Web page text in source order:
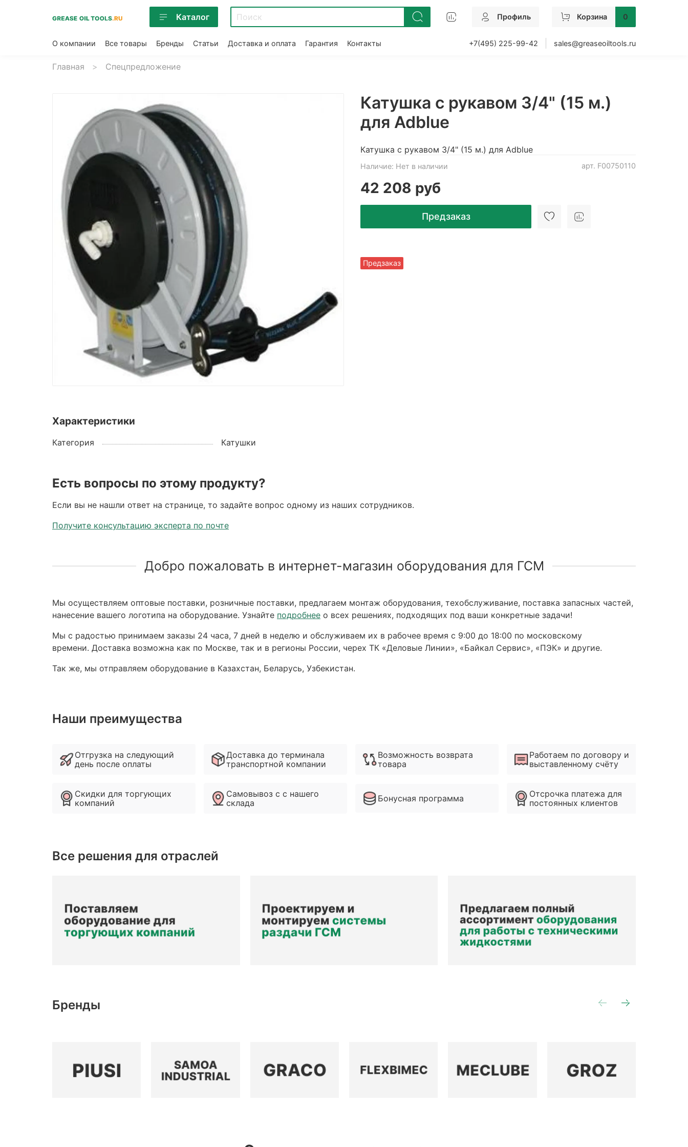
Каталог Профиль Корзина 0
О компании Все товары Бренды Статьи Доставка и оплата Гарантия Контакты +7(495) 225-99-42 sales@greaseoiltools.ru
Главная Спецпредложение
арт. F00750110
Наличие: Нет в наличии
Предзаказ
Катушка с рукавом 3/4" (15 м.)
для Adblue
42 208 руб
Предзаказ
Катушка с рукавом 3/4" (15 м.) для Adblue
Характеристики
Категория Катушки
Есть вопросы по этому продукту?
Если вы не нашли ответ на странице, то задайте вопрос одному из наших сотрудников.
Получите консультацию эксперта по почте
Добро пожаловать в интернет-магазин оборудования для ГСМ
Мы осуществляем оптовые поставки, розничные поставки, предлагаем монтаж оборудования, техобслуживание, поставка запасных частей,
нанесение вашего логотипа на оборудование. Узнайте подробнее о всех решениях, подходящих под ваши конкретные задачи!
Мы с радостью принимаем заказы 24 часа, 7 дней в неделю и обслуживаем их в рабочее время с 9:00 до 18:00 по московскому
времени. Доставка возможна как по Москве, так и в регионы России, черех ТК «Деловые Линии», «Байкал Сервис», «ПЭК» и другие.
Так же, мы отправляем оборудование в Казахстан, Беларусь, Узбекистан.
Наши преимущества
Отгрузка на следующий
день после оплаты
Скидки для торгующих
компаний
Доставка до терминала
транспортной компании
Самовывоз с с нашего
склада
Возможность возврата
товара
Бонусная программа
Работаем по договору и
выставленному счёту
Отсрочка платежа для
постоянных клиентов
Все решения для отраслей
Бренды